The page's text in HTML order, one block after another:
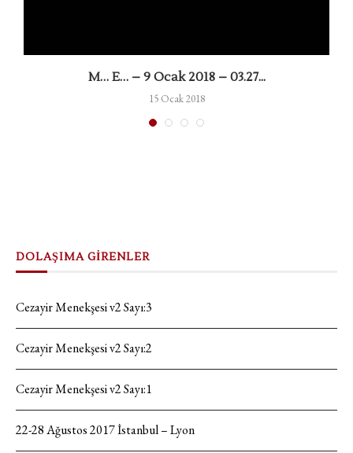
M… E… – 9 Ocak 2018 – 03.27...
15 Ocak 2018
DOLAŞIMA GİRENLER
Cezayir Menekşesi v2 Sayı:3
Cezayir Menekşesi v2 Sayı:2
Cezayir Menekşesi v2 Sayı:1
22-28 Ağustos 2017 İstanbul – Lyon